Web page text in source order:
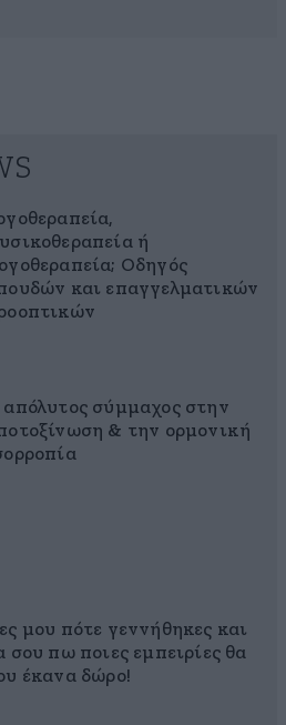
ή
Οδηγός
και επαγγελματικών
σύμμαχος στην
& την ορμονική
μου πότε γεννήθηκες και
σου πω ποιες εμπειρίες θα
έκανα δώρο!